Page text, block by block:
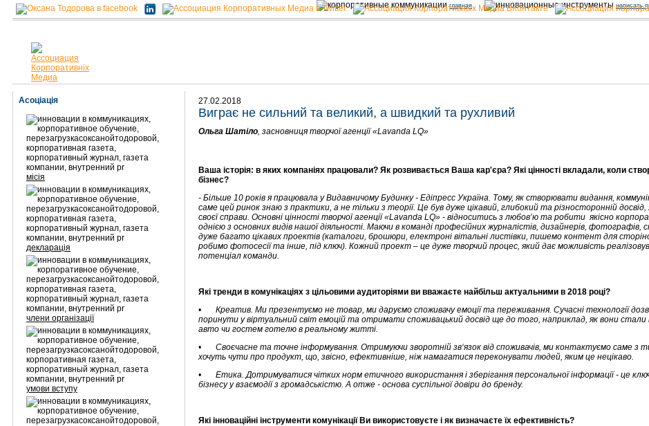
главная написать
Асоціація
місія
декларація
члени організації
умови вступу
27.02.2018
Виграє не сильний та великий, а швидкий та рухливий
Ольга Шатіло, засновниця творчої агенції «Lavanda LQ»
Ваша історія: в яких компаніях працювали? Як розвивається Ваша кар'єра? Які цінності вкладали, коли
бізнес?
- Більше 10 років я працювала у Видавничому Будинку - Едіпресс Україна. Тому, як створювати видання,
саме цей ринок знаю з практики, а не тільки з теорії. Це був дуже цікавий, глибокий та різносторонній досвід,
своєї справи. Основні цінності творчої агенції «Lavanda LQ» - відноситись з любов’ю та робити якісно
однією з основних видів нашої діяльності. Маючи в команді професійних журналістів, дизайнерів, фотографів,
дуже багато цікавих проектів (каталоги, брошюри, електроні вітальні листівки, пишемо контент для
робимо фотосесії та інше, під ключ). Кожний проект – це дуже творчий процес, який дає можливість
потенціал команди.
Які тренди в комунікаціях з цільовими аудиторіями ви вважаєте найбільш актуальними в 2018 році?
• Креатив. Ми презентуємо не товар, ми даруємо споживачу емоції та переживання. Сучасні технології
поринути у віртуальний світ емоцій та отримати споживацький досвід ще до того, наприклад, як вони стали
авто чи гостем готелю в реальному житті.
• Своєчасне та точне інформування. Отримуючи зворотній зв‘язок від споживачів, ми контактуємо саме з
хочуть чути про продукт, що, звісно, ефективніше, ніж намагатися переконувати людей, яким це нецікаво.
• Етика. Дотримуватися чітких норм етичного використання і зберігання персональної інформації - це
бізнесу у взаємодії з громадськістю. А отже - основа суспільної довіри до бренду.
Які інноваційні інструменти комунікації Ви використовуєте і як визначаєте їх ефективність?